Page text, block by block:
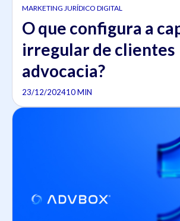
MARKETING JURÍDICO DIGITAL
O que configura a
irregular de clientes
advocacia?
23/12/202410 MIN